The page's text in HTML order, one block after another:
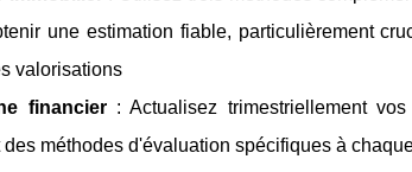
une estimation fiable, particulièrement
valorisations
financier: Actualisez trimestriellement vos
méthodes d'évaluation spécifiques à